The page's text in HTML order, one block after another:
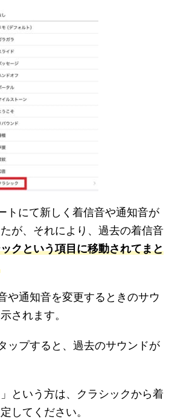
トにて新しく着信音や通知音が
が、それにより、過去の着信音
クという項目に移動されてまと
や通知音を変更するときのサウ
されます。
ップすると、過去のサウンドが
」という方は、クラシックから着
してください。